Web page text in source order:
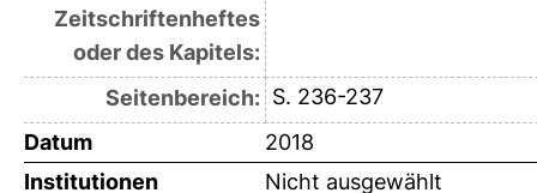
Zeitschriftenheftes
oder des Kapitels:
Seitenbereich: S. 236-237
Datum
2018
Institutionen
Nicht ausgewählt